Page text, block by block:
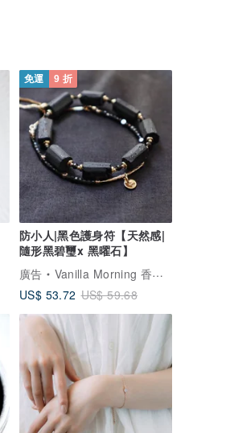
免運 9 折
防小人|黑色護身符【天然感|
隨形黑碧璽x 黑曜石】
廣告
Vanilla Morning 香草的早上
US$ 53.72 US$ 59.68